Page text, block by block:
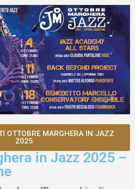
OTTOBRE MARGHERA IN JAZZ
2025
in Jazz 2025 –